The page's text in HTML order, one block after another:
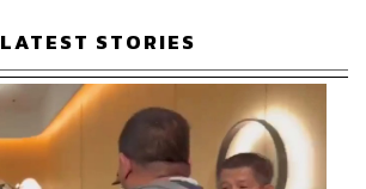
LATEST STORIES